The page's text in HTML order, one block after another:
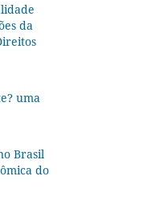
da
uma
Brasil
do